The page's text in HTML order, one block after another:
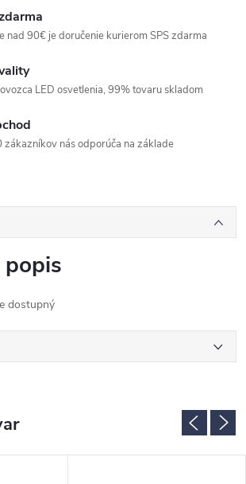
nad 90€ je doručenie kurierom SPS zdarma
LED osvetlenia, 99% tovaru skladom
zákazníkov nás odporúča na základe
dostupný